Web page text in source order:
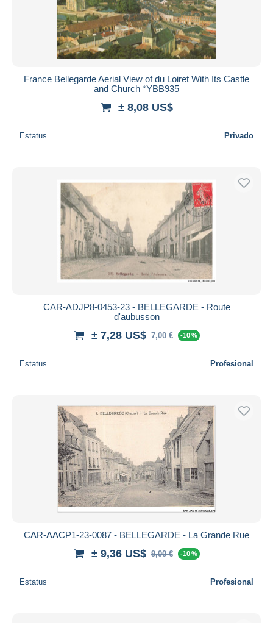
France Bellegarde Aerial View of du Loiret With Its Castle
and Church *YBB935
± 8,08 US$
Estatus Privado
CAR-ADJP8-0453-23 - BELLEGARDE - Route
d'aubusson
± 7,28 US$ 7,00 € -10 %
Estatus Profesional
CAR-AACP1-23-0087 - BELLEGARDE - La Grande Rue
± 9,36 US$ 9,00 € -10 %
Estatus Profesional